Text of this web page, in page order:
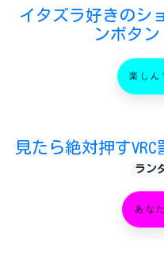
イタズラ好きのシ
ンボタン
楽しん
見たら絶対押す
ラン
あな